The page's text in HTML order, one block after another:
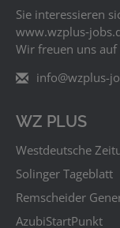
Sie interessieren
Wir freuen uns auf
info@wzplus-
WZ PLUS
Westdeutsche
Solinger Tageblatt
Remscheider
AzubiStartPunkt